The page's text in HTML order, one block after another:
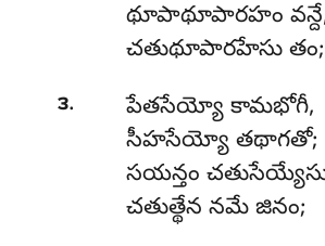
థూపాథూపారహం
చతుథూపారహేసు తం;
౩. పేతసేయ్యో కామభోగీ,
సీహసేయ్యో తథాగతో;
సయన్తం
చతుత్థేన నమే జినం;